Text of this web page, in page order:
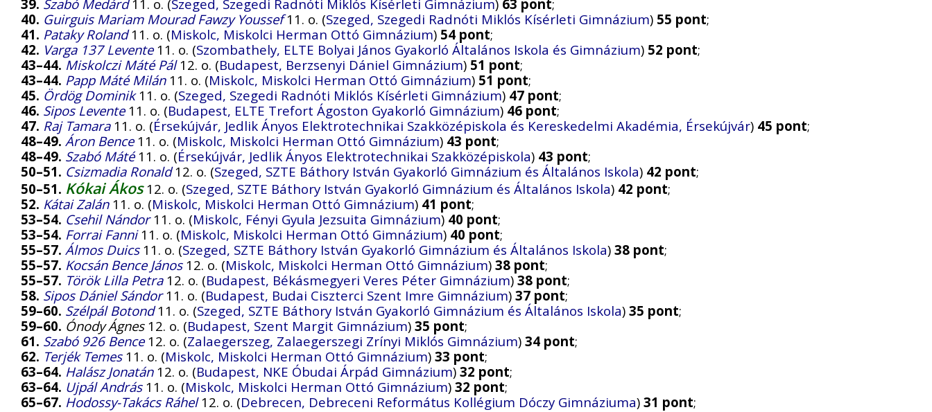
39. Szabó Medárd11. o. (Szeged, Szegedi Radnóti Miklós Kísérleti Gimnázium) 63 pont;
40. Guirguis Mariam Mourad Fawzy Youssef11. o. (Szeged, Szegedi Radnóti Miklós Kísérleti Gimnázium) 55 pont;
41. Pataky Roland11. o. (Miskolc, Miskolci Herman Ottó Gimnázium) 54 pont;
42. Varga 137 Levente11. o. (Szombathely, ELTE Bolyai János Gyakorló Általános Iskola és Gimnázium) 52 pont;
43–44. Miskolczi Máté Pál12. o. (Budapest, Berzsenyi Dániel Gimnázium) 51 pont;
43–44. Papp Máté Milán11. o. (Miskolc, Miskolci Herman Ottó Gimnázium) 51 pont;
45. Ördög Dominik11. o. (Szeged, Szegedi Radnóti Miklós Kísérleti Gimnázium) 47 pont;
46. Sipos Levente11. o. (Budapest, ELTE Trefort Ágoston Gyakorló Gimnázium) 46 pont;
47. Raj Tamara11. o. (Érsekújvár, Jedlik Ányos Elektrotechnikai Szakközépiskola és Kereskedelmi Akadémia, Érsekújvár) 45 pont;
48–49. Áron Bence11. o. (Miskolc, Miskolci Herman Ottó Gimnázium) 43 pont;
48–49. Szabó Máté11. o. (Érsekújvár, Jedlik Ányos Elektrotechnikai Szakközépiskola) 43 pont;
50–51. Csizmadia Ronald12. o. (Szeged, SZTE Báthory István Gyakorló Gimnázium és Általános Iskola) 42 pont;
50–51. Kókai Ákos12. o. (Szeged, SZTE Báthory István Gyakorló Gimnázium és Általános Iskola) 42 pont;
52. Kátai Zalán11. o. (Miskolc, Miskolci Herman Ottó Gimnázium) 41 pont;
53–54. Csehil Nándor11. o. (Miskolc, Fényi Gyula Jezsuita Gimnázium) 40 pont;
53–54. Forrai Fanni11. o. (Miskolc, Miskolci Herman Ottó Gimnázium) 40 pont;
55–57. Álmos Duics11. o. (Szeged, SZTE Báthory István Gyakorló Gimnázium és Általános Iskola) 38 pont;
55–57. Kocsán Bence János12. o. (Miskolc, Miskolci Herman Ottó Gimnázium) 38 pont;
55–57. Török Lilla Petra12. o. (Budapest, Békásmegyeri Veres Péter Gimnázium) 38 pont;
58. Sipos Dániel Sándor11. o. (Budapest, Budai Ciszterci Szent Imre Gimnázium) 37 pont;
59–60. Szélpál Botond11. o. (Szeged, SZTE Báthory István Gyakorló Gimnázium és Általános Iskola) 35 pont;
59–60. Ónody Ágnes12. o. (Budapest, Szent Margit Gimnázium) 35 pont;
61. Szabó 926 Bence12. o. (Zalaegerszeg, Zalaegerszegi Zrínyi Miklós Gimnázium) 34 pont;
62. Terjék Temes11. o. (Miskolc, Miskolci Herman Ottó Gimnázium) 33 pont;
63–64. Halász Jonatán12. o. (Budapest, NKE Óbudai Árpád Gimnázium) 32 pont;
63–64. Ujpál András11. o. (Miskolc, Miskolci Herman Ottó Gimnázium) 32 pont;
65–67. Hodossy-Takács Ráhel12. o. (Debrecen, Debreceni Református Kollégium Dóczy Gimnáziuma) 31 pont;